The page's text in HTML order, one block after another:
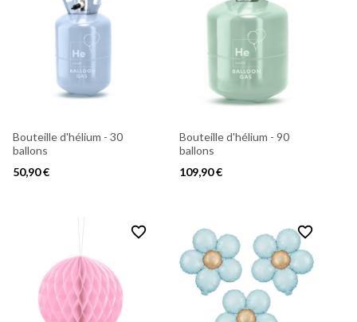
Bouteille d'hélium - 30
ballons
50,90 €
Bouteille d'hélium - 90
ballons
109,90 €
favorite_border favorite_border